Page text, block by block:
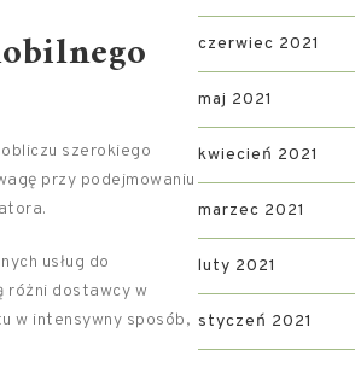
szerokiego
przy podejmowaniu
usług do
różni dostawcy w
w intensywny sposób,
czerwiec 2021
maj 2021
kwiecień 2021
marzec 2021
luty 2021
styczeń 2021